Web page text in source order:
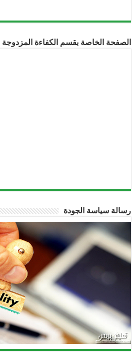
الصفحة الخاصة بقسم الكفاءة المزدوجة
رسالة سياسة الجودة